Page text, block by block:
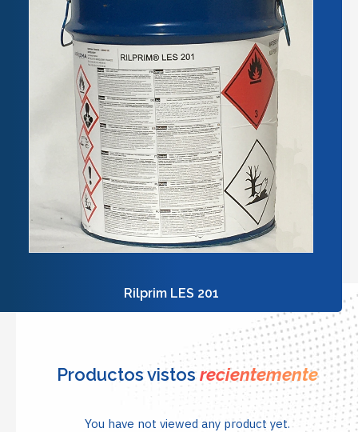
Rilprim LES 201
Productos vistos recientemente
You have not viewed any product yet.